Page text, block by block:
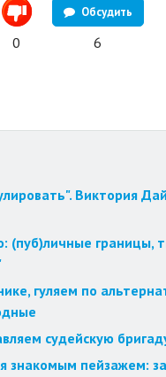
0
Обсудить
6
Виктория
(пуб)личные
гуляем по
судейскую
знакомым пейзажем: